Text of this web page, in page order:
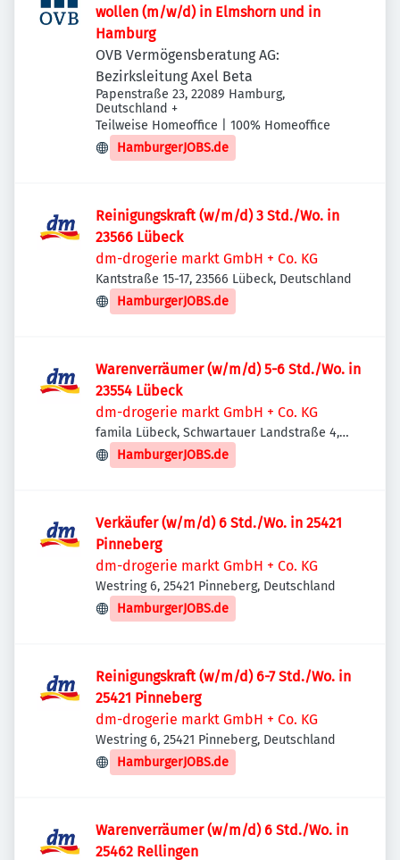
wollen (m/w/d) in Elmshorn und in
Hamburg
OVB Vermögensberatung AG:
Bezirksleitung Axel Beta
Papenstraße 23, 22089 Hamburg,
Deutschland +
Teilweise Homeoffice | 100% Homeoffice
HamburgerJOBS.de
Reinigungskraft (w/m/d) 3 Std./Wo. in
23566 Lübeck
dm-drogerie markt GmbH + Co. KG
Kantstraße 15-17, 23566 Lübeck, Deutschland
HamburgerJOBS.de
Warenverräumer (w/m/d) 5-6 Std./Wo. in
23554 Lübeck
dm-drogerie markt GmbH + Co. KG
famila Lübeck, Schwartauer Landstraße 4,
23554 Lübeck, Deutschland
HamburgerJOBS.de
Verkäufer (w/m/d) 6 Std./Wo. in 25421
Pinneberg
dm-drogerie markt GmbH + Co. KG
Westring 6, 25421 Pinneberg, Deutschland
HamburgerJOBS.de
Reinigungskraft (w/m/d) 6-7 Std./Wo. in
25421 Pinneberg
dm-drogerie markt GmbH + Co. KG
Westring 6, 25421 Pinneberg, Deutschland
HamburgerJOBS.de
Warenverräumer (w/m/d) 6 Std./Wo. in
25462 Rellingen